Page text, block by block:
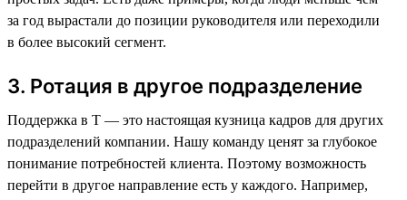
за год вырастали до позиции руководителя или переходили
в более высокий сегмент.
3. Ротация в другое подразделение
Поддержка в Т — это настоящая кузница кадров для других
подразделений компании. Нашу команду ценят за глубокое
понимание потребностей клиента. Поэтому возможность
перейти в другое направление есть у каждого. Например,